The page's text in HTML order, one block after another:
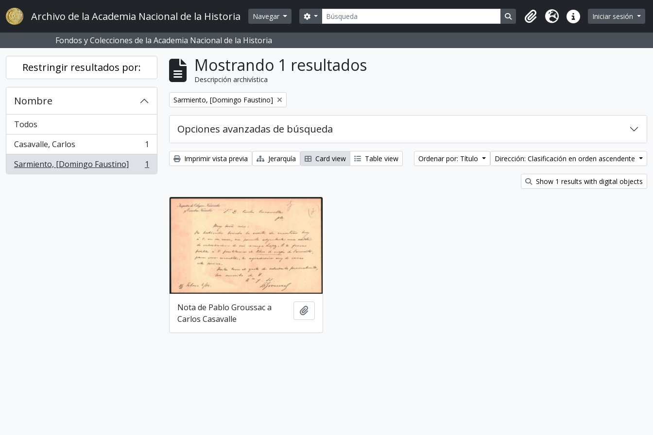
Skip to main content
Archivo de la Academia Nacional de la Historia Navegar Búsqueda
Search options Search in browse page
Portapapeles
Idioma Enlaces rápidos
Iniciar sesión
Fondos y Colecciones de la Academia Nacional de la Historia
Restringir resultados por:
Nombre
Todos
Casavalle, Carlos
, 1 resultados
1
Sarmiento, [Domingo Faustino]
, 1 resultados 1
Mostrando 1 resultados
Descripción archivística
Remove filter:
Sarmiento, [Domingo Faustino]
Opciones avanzadas de búsqueda
Imprimir vista previa Jerarquía Card view Table view Ordenar por: Título Dirección: Clasificación en orden ascendente
Show 1 results with digital objects
Nota de Pablo Groussac a
Carlos Casavalle